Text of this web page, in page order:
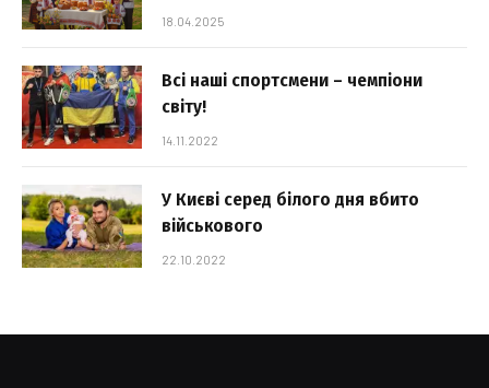
18.04.2025
Всі наші спортсмени – чемпіони
світу!
14.11.2022
У Києві серед білого дня вбито
військового
22.10.2022